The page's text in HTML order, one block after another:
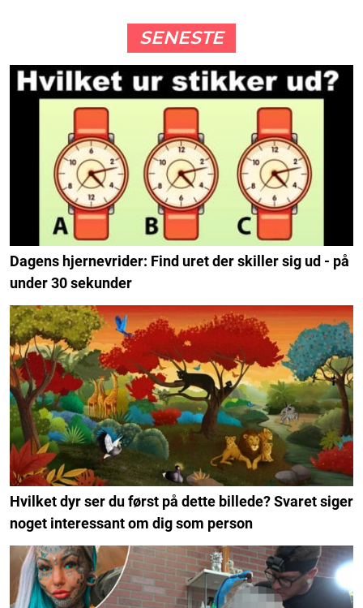
SENESTE
Dagens hjernevrider: Find uret der skiller sig ud - på
under 30 sekunder
Hvilket dyr ser du først på dette billede? Svaret siger
noget interessant om dig som person